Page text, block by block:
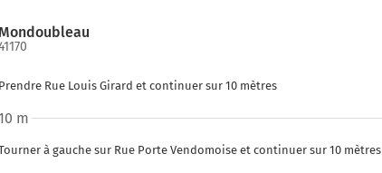
Rue Louis Girard et continuer sur 10 mètres
à gauche sur Rue Porte Vendomoise et continuer sur 10 mètres
m